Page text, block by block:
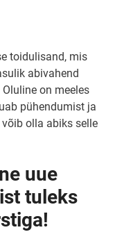
toidulisand, mis
abivahend
on meeles
pühendumist ja
olla abiks selle
uue
tuleks